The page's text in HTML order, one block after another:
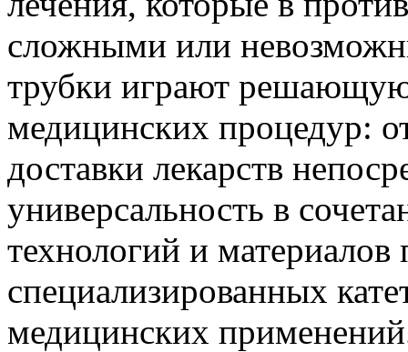
сложными или
трубки играют
медицинских процедур:
доставки лекарств
универсальность в
технологий и материалов
специализированных
медицинских